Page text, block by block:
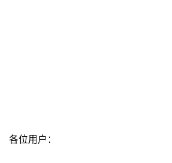
各位用户：